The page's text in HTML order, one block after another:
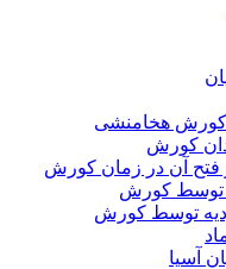
کورش هخامنشی
کورش
فتح آن در زمان کورش
توسط کورش
توسط کورش
آسیا